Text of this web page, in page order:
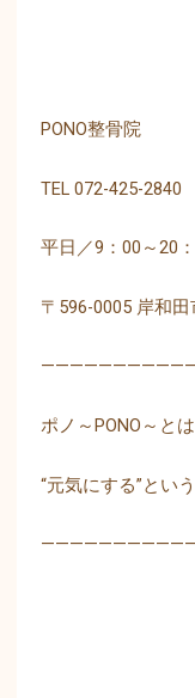
PONO整骨院
TEL 072-425-2840
平日／9：00～20
〒596-0005 岸和
ポノ～PONO～と
“元気にする”とい